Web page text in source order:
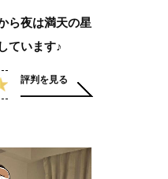
ら夜は満天の星
ています♪
評判を見る